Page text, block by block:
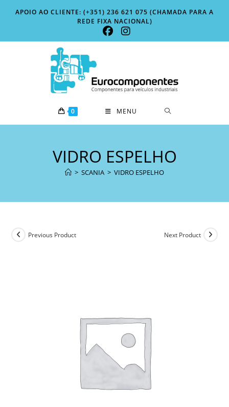
APOIO AO CLIENTE: (+351) 236 621 075 (CHAMADA PARA A
REDE FIXA NACIONAL)
0 MENU
VIDRO ESPELHO
> SCANIA > VIDRO ESPELHO
Previous Product Next Product